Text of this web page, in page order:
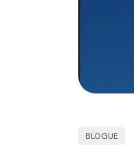
BLOGUE